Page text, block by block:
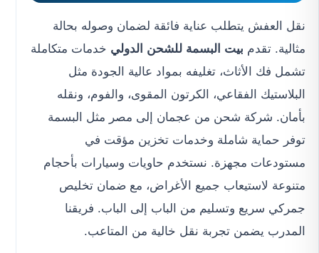
نقل العفش يتطلب عناية فائقة لضمان وصوله بحالة
مثالية. تقدم بيت البسمة للشحن الدولي خدمات متكاملة
تشمل فك الأثاث، تغليفه بمواد عالية الجودة مثل
البلاستيك الفقاعي، الكرتون المقوى، والفوم، ونقله
بأمان. شركة شحن من عجمان إلى مصر مثل البسمة
توفر حماية شاملة وخدمات تخزين مؤقت في
مستودعات مجهزة. نستخدم حاويات وسيارات بأحجام
متنوعة لاستيعاب جميع الأغراض، مع ضمان تخليص
جمركي سريع وتسليم من الباب إلى الباب. فريقنا
المدرب يضمن تجربة نقل خالية من المتاعب.